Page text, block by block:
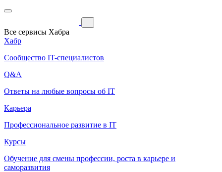
Все сервисы Хабра
Хабр
Сообщество IT-специалистов
Q&A
Ответы на любые вопросы об IT
Карьера
Профессиональное развитие в IT
Курсы
Обучение для смены профессии, роста в карьере и
саморазвития